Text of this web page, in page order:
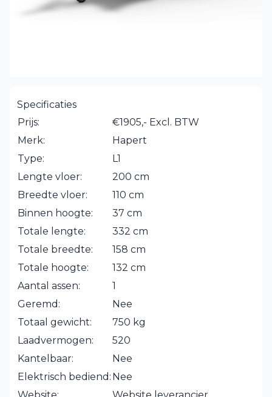
Specificaties
Prijs:
€1905,- Excl. BTW
Merk:
Hapert
Type:
L1
Lengte vloer:
200 cm
Breedte vloer:
110 cm
Binnen hoogte:
37 cm
Totale lengte:
332 cm
Totale breedte:
158 cm
Totale hoogte:
132 cm
Aantal assen:
1
Geremd:
Nee
Totaal gewicht:
750 kg
Laadvermogen:
520
Kantelbaar:
Nee
Elektrisch bediend: Nee